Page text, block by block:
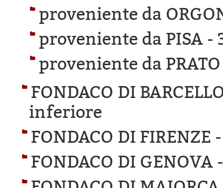
proveniente da
proveniente da PISA -
proveniente da
FONDACO DI
inferiore
FONDACO DI FIRENZE
FONDACO DI GENOVA